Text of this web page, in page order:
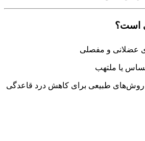
است؟
عضلانی و مفصلی
یا ملتهب
روش‌های طبیعی برای کاهش درد قاعدگی